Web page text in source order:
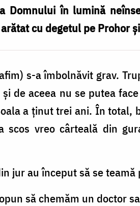
Domnului în lumină
cu degetul pe Prohor
s-a îmbolnăvit grav.
de aceea nu se putea
a ţinut trei ani. În total,
scos vreo cârteală din
jur au început să se
să chemăm un doctor